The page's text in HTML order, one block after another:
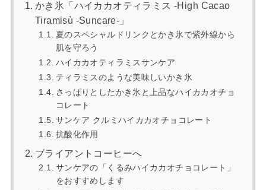
かき氷「ハイカカオティラミス -High Cacao
Tiramisù -Suncare-」
夏のスペシャルドリンクとかき氷で紫外線から
肌を守ろう
ハイカカオティラミスサンケア
ティラミスのような美味しいかき氷
さっぱりとしたかき氷と上品なハイカカオチョ
コレート
サンケア クルミハイカカオチョコレート
抗酸化作用
ブライアントコーヒーへ
サンケアの「くるみハイカカオチョコレート」
をおすすめします